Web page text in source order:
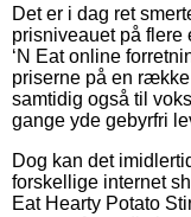
Det er i dag ret
prisniveauet på flere
‘N Eat online
priserne på en
samtidig også til
gange yde gebyrfri
Dog kan det
forskellige internet
Eat Hearty Potato